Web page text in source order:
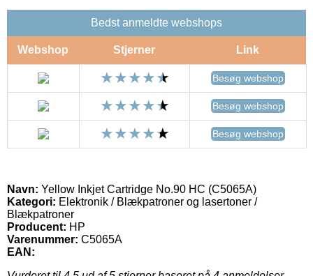
Bedst anmeldte webshops
Webshop Stjerner Link
Besøg webshop
Besøg webshop
Besøg webshop
Navn: Yellow Inkjet Cartridge No.90 HC (C5065A)
Kategori: Elektronik / Blækpatroner og lasertoner /
Blækpatroner
Producent: HP
Varenummer: C5065A
EAN: